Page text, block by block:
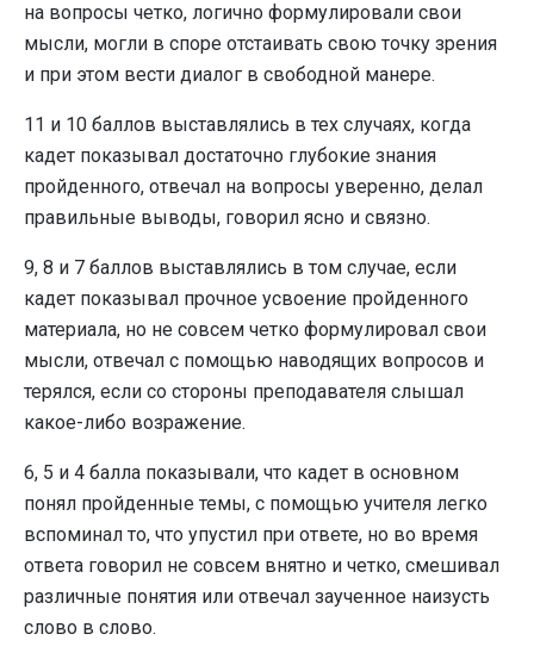
на вопросы четко, логично формулировали свои
мысли, могли в споре отстаивать свою точку зрения
и при этом вести диалог в свободной манере.
11 и 10 баллов выставлялись в тех случаях, когда
кадет показывал достаточно глубокие знания
пройденного, отвечал на вопросы уверенно, делал
правильные выводы, говорил ясно и связно.
9, 8 и 7 баллов выставлялись в том случае, если
кадет показывал прочное усвоение пройденного
материала, но не совсем четко формулировал свои
мысли, отвечал с помощью наводящих вопросов и
терялся, если со стороны преподавателя слышал
какое-либо возражение.
6, 5 и 4 балла показывали, что кадет в основном
понял пройденные темы, с помощью учителя легко
вспоминал то, что упустил при ответе, но во время
ответа говорил не совсем внятно и четко, смешивал
различные понятия или отвечал заученное наизусть
слово в слово.